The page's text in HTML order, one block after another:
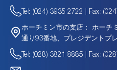
Tel: (024) 3935 2722 | Fax:
ホーチミン市の支店：
ホーチ
通り93番地、プレジデントプ
Tel: (028) 3821 8885 | Fax: